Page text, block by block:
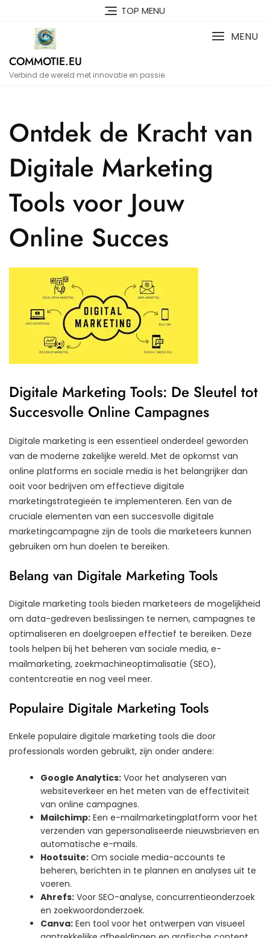
TOP MENU
COMMOTIE.EU
Verbind de wereld met innovatie en passie.
MENU
Ontdek de Kracht van
Digitale Marketing
Tools voor Jouw
Online Succes
Digitale Marketing Tools: De Sleutel tot
Succesvolle Online Campagnes
Digitale marketing is een essentieel onderdeel geworden
van de moderne zakelijke wereld. Met de opkomst van
online platforms en sociale media is het belangrijker dan
ooit voor bedrijven om effectieve digitale
marketingstrategieën te implementeren. Een van de
cruciale elementen van een succesvolle digitale
marketingcampagne zijn de tools die marketeers kunnen
gebruiken om hun doelen te bereiken.
Belang van Digitale Marketing Tools
Digitale marketing tools bieden marketeers de mogelijkheid
om data-gedreven beslissingen te nemen, campagnes te
optimaliseren en doelgroepen effectief te bereiken. Deze
tools helpen bij het beheren van sociale media, e-
mailmarketing, zoekmachineoptimalisatie (SEO),
contentcreatie en nog veel meer.
Populaire Digitale Marketing Tools
Enkele populaire digitale marketing tools die door
professionals worden gebruikt, zijn onder andere:
Google Analytics: Voor het analyseren van
websiteverkeer en het meten van de effectiviteit
van online campagnes.
Mailchimp: Een e-mailmarketingplatform voor het
verzenden van gepersonaliseerde nieuwsbrieven en
automatische e-mails.
Hootsuite: Om sociale media-accounts te
beheren, berichten in te plannen en analyses uit te
voeren.
Ahrefs: Voor SEO-analyse, concurrentieonderzoek
en zoekwoordonderzoek.
Canva: Een tool voor het ontwerpen van visueel